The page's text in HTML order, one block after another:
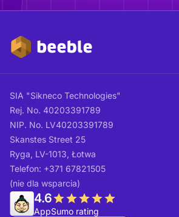
SIA "Sikneco Technologies"
Rej. No. 40203391789
NIP. No. LV40203391789
Skanstes Street 25
Ryga, LV-1013, Łotwa
Telefon: +371 67821505
(nie dla wsparcia)
4.6
AppSumo rating